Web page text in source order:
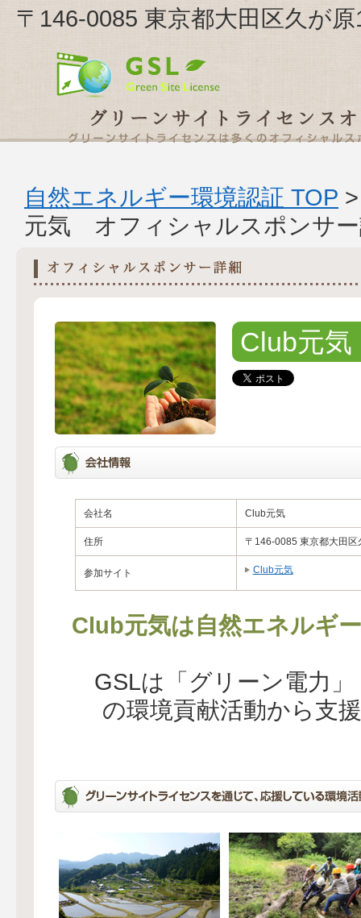
〒146-0085 東京都大田区久が
自然エネルギー環境認証 TOP
元気 オフィシャルスポンサ
Club元気
会社名 Club元気
住所 〒146-0085 東京都大田区
参加サイト Club元気
Club元気は自然エネルギ
GSLは「グリーン電力
の環境貢献活動から支